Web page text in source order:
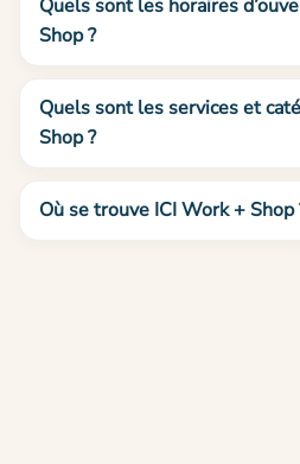
Quels sont les horaires
Shop ?
Quels sont les services et
Shop ?
Où se trouve ICI Work + Shop